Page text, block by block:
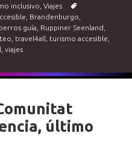
inclusivo ,Viajes
Brandenburgo
perros guía Ruppiner Seenland
travel4all turismo accesible
,viajes
último